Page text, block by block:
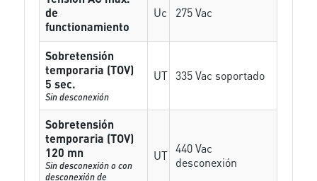
de
functionamiento
Uc 275 Vac
Sobretensión
temporaria (TOV)
5 sec.
Sin desconexión
UT 335 Vac soportado
Sobretensión
temporaria (TOV)
120 mn
Sin desconexión o con
desconexión de
UT 440 Vac
desconexión